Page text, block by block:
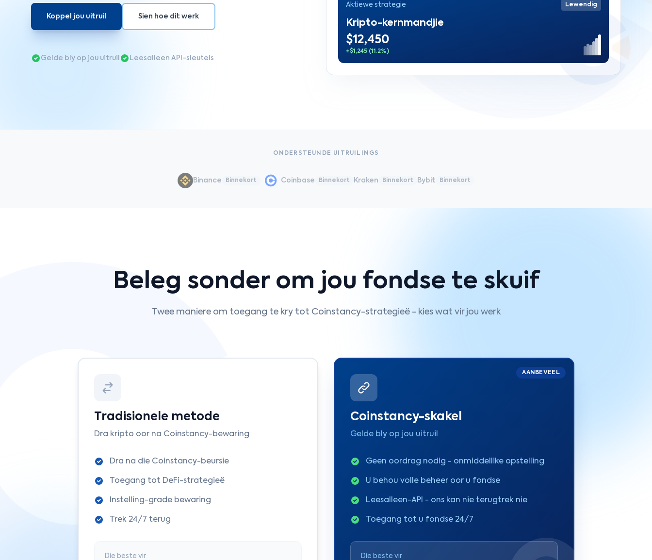
Koppel jou uitruil Sien hoe dit werk
Gelde bly op jou uitruil Leesalleen API-sleutels
Aktiewe strategie Lewendig
Kripto-kernmandjie
$12,450
+$1,245 (11.2%)
ONDERSTEUNDE UITRUILINGS
Binance Binnekort Coinbase Binnekort Kraken Binnekort Bybit Binnekort
Beleg sonder om jou fondse te skuif
Twee maniere om toegang te kry tot Coinstancy-strategieë - kies wat vir jou werk
Tradisionele metode
Dra kripto oor na Coinstancy-bewaring
Dra na die Coinstancy-beursie
Toegang tot DeFi-strategieë
Instelling-grade bewaring
Trek 24/7 terug
Die beste vir
AANBEVEEL
Coinstancy-skakel
Gelde bly op jou uitruil
Geen oordrag nodig - onmiddellike opstelling
U behou volle beheer oor u fondse
Leesalleen-API - ons kan nie terugtrek nie
Toegang tot u fondse 24/7
Die beste vir